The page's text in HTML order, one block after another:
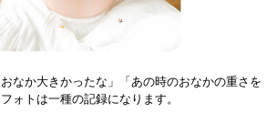
おなか大きかったな」「あの時のおなかの重さを
ォトは一種の記録になります。